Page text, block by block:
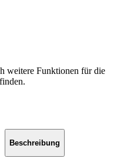
weitere Funktionen für die
Beschreibung